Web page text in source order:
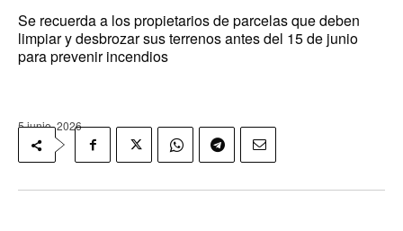
Se recuerda a los propietarios de parcelas que deben
limpiar y desbrozar sus terrenos antes del 15 de junio
para prevenir incendios
5 junio, 2026